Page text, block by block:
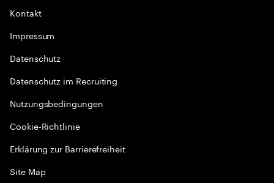
Kontakt
Impressum
Datenschutz
Datenschutz im Recruiting
Nutzungsbedingungen
Cookie-Richtlinie
Erklärung zur Barrierefreiheit
Site Map